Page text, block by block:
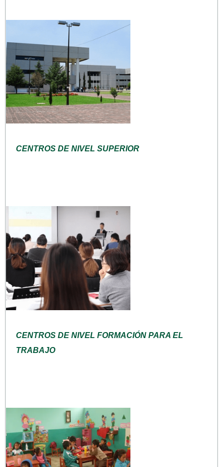
CENTROS DE NIVEL SUPERIOR
CENTROS DE NIVEL FORMACIÓN PARA EL
TRABAJO